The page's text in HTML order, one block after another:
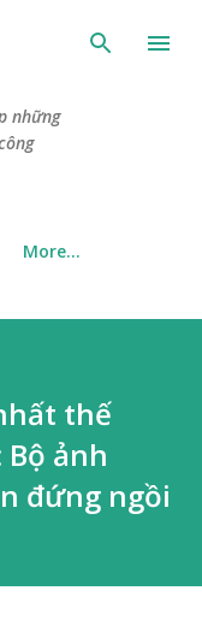
main content
những
More…
thế
ảnh
đứng ngồi